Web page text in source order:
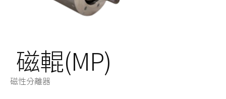
磁輥(MP)
磁性分離器